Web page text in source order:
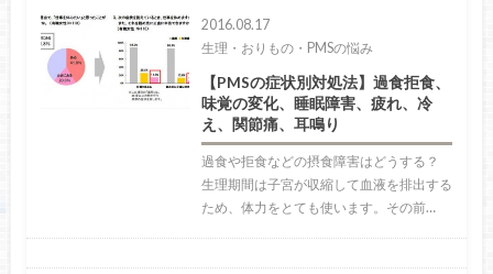
2016.08.17
生理・おりもの・PMSの悩み
【PMSの症状別対処法】過食拒食、
味覚の変化、睡眠障害、疲れ、冷
え、関節痛、耳鳴り
過食や拒食などの摂食障害はどうする？
生理期間は子宮が収縮して血液を排出する
ため、体力をとても使います。その前…